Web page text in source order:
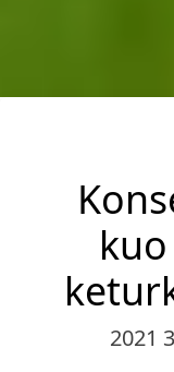
2021